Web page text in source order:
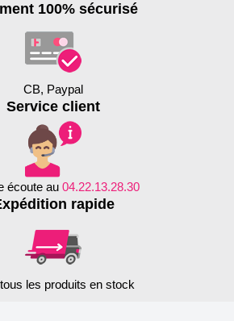
100% sécurisé
CB, Paypal
Service client
écoute au 04.22.13.28.30
rapide
les produits en stock